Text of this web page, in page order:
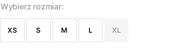
Wybierz rozmiar:
XS S M L XL